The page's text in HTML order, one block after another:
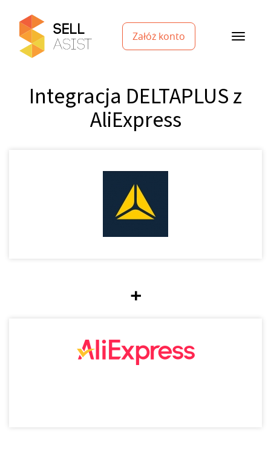
Załóż konto
Integracja DELTAPLUS z
AliExpress
+